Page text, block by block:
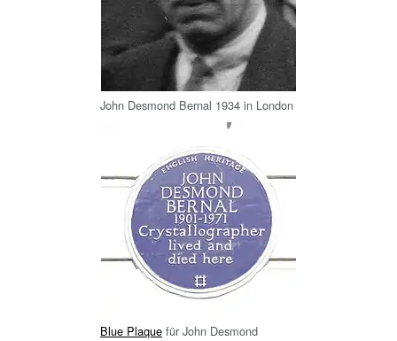
John Desmond Bernal 1934 in London
Blue Plaque für John Desmond